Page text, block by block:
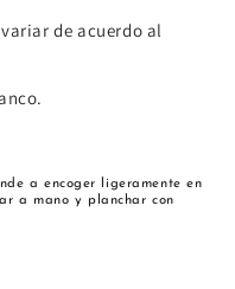
de acuerdo al
a encoger ligeramente en
a mano y planchar con